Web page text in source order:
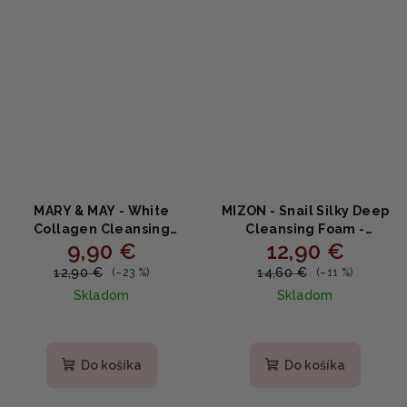
MARY & MAY - White
Collagen Cleansing
Foam - Jemná
kolagénová čistiaca
pena - 150ml
9,90 €
12,90 € (–23 %)
Skladom
produktu
Do košíka
MIZON - Snail Silky Deep
Cleansing Foam -
Hĺbkovo čistiaca pena so
slimačím mucínom 150ml
12,90 €
14,60 € (–11 %)
Skladom
Do košíka